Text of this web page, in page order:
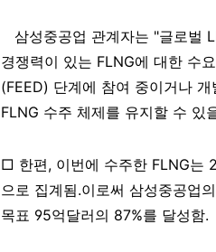
삼성중공업 관계자는 "글로벌
경쟁력이 있는 FLNG에 대한 수
(FEED) 단계에 참여 중이거나
FLNG 수주 체제를 유지할 수 있
□ 한편, 이번에 수주한 FLNG는
으로 집계됨.이로써 삼성중공업
목표 95억달러의 87%를 달성함.